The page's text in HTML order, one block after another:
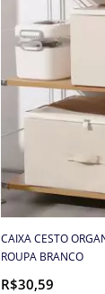
CAIXA CESTO
ROUPA BRANCO
R$30,59